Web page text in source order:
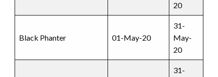
20
Black Phanter 01-May-20
31-
May-
20
31-